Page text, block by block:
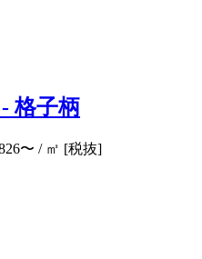
格子柄
〜 / ㎡ [税抜]